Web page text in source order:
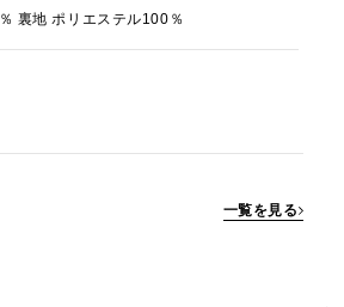
裏地 ポリエステル100％
一覧を見る